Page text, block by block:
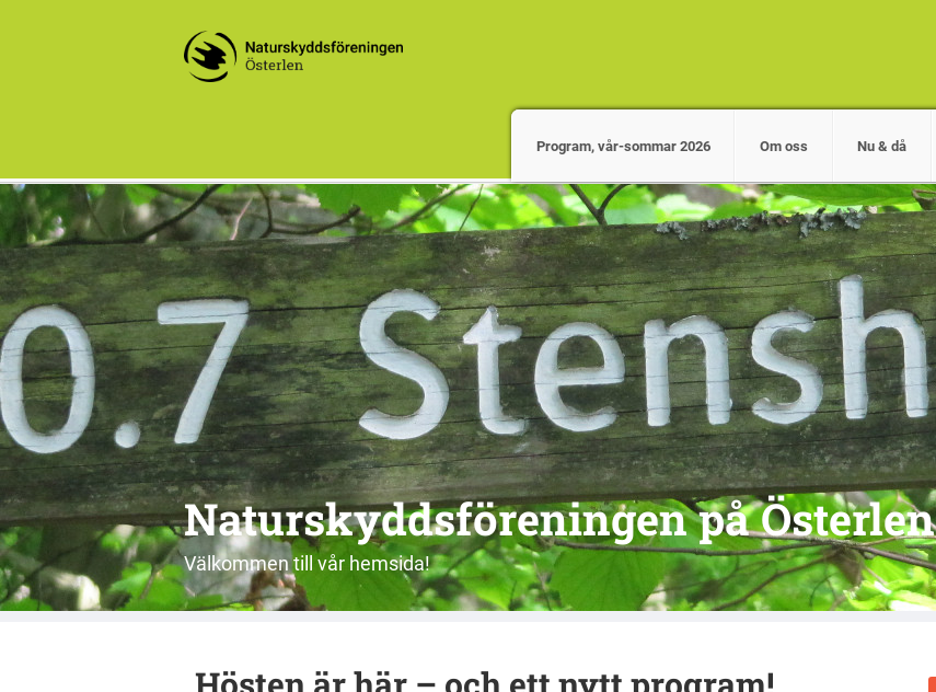
Program, vår-sommar 2026 Om oss Nu & då
Naturskyddsföreningen på Österlen
Välkommen till vår hemsida!